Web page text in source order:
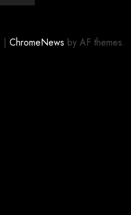
| ChromeNews by AF themes.